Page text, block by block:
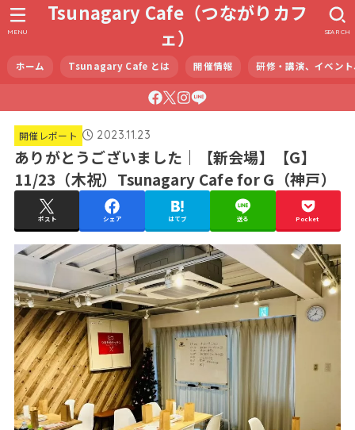
Tsunagary Cafe（つながりカフ
ェ）
ホーム Tsunagary Cafe とは 開催情報 研修・講演、イベン
SEARCH
MENU
開催レポート 2023.11.23
ありがとうございました｜【新会場】【G】
11/23（木祝）Tsunagary Cafe for G（神戸）
ポスト シェア はてブ 送る Pocket